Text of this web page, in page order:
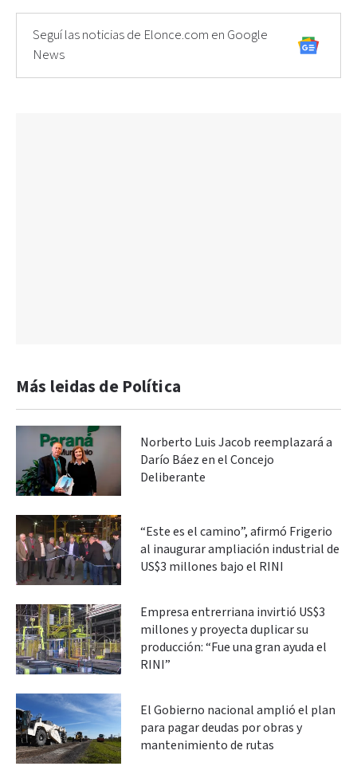
Seguí las noticias de Elonce.com en Google
News
Más leidas de Política
Norberto Luis Jacob reemplazará a
Darío Báez en el Concejo
Deliberante
“Este es el camino”, afirmó Frigerio
al inaugurar ampliación industrial de
US$3 millones bajo el RINI
Empresa entrerriana invirtió US$3
millones y proyecta duplicar su
producción: “Fue una gran ayuda el
RINI”
El Gobierno nacional amplió el plan
para pagar deudas por obras y
mantenimiento de rutas